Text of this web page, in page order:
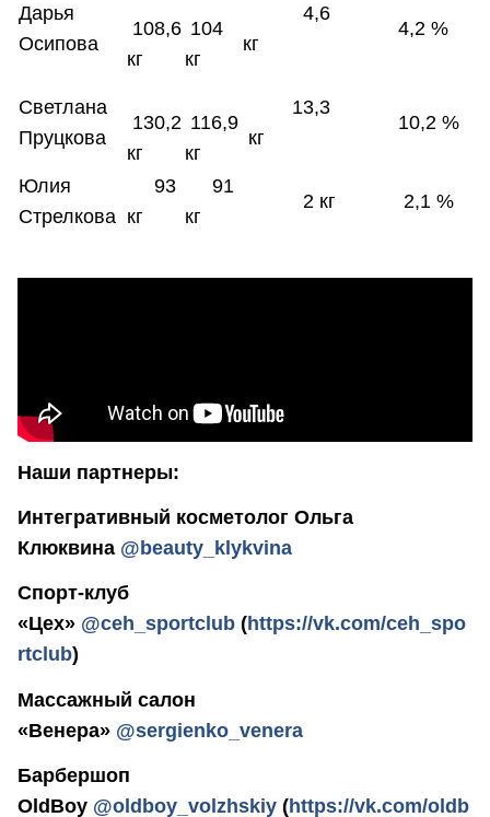
Дарья
Осипова
108,6
кг
104
кг
4,6
кг
4,2 %
Светлана
Пруцкова
130,2
кг
116,9
кг
13,3
кг
10,2 %
Юлия
Стрелкова
93
кг
91
кг
2 кг 2,1 %
Наши партнеры:
Интегративный косметолог Ольга
Клюквина @beauty_klykvina
Спорт-клуб
«Цех» @ceh_sportclub (https://vk.com/ceh_spo
rtclub)
Массажный салон
«Венера» @sergienko_venera
Барбершоп
OldBoy @oldboy_volzhskiy (https://vk.com/oldb